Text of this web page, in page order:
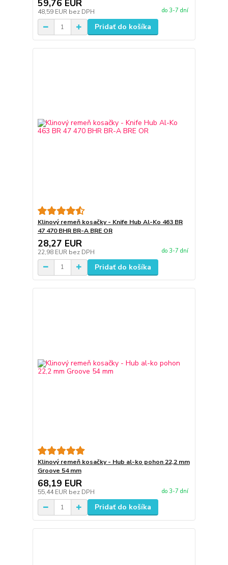
59,76 EUR
48,59 EUR bez DPH do 3-7 dní
Pridať do košíka
Klinový remeň kosačky - Knife Hub Al-Ko 463 BR
47 470 BHR BR-A BRE OR
28,27 EUR
22,98 EUR bez DPH do 3-7 dní
Pridať do košíka
Klinový remeň kosačky - Hub al-ko pohon 22,2 mm
Groove 54 mm
68,19 EUR
55,44 EUR bez DPH do 3-7 dní
Pridať do košíka